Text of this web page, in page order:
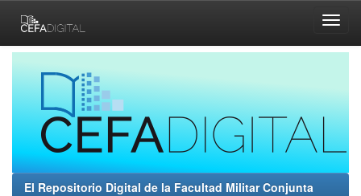
navigation
El Repositorio Digital de la Facultad Militar Conjunta